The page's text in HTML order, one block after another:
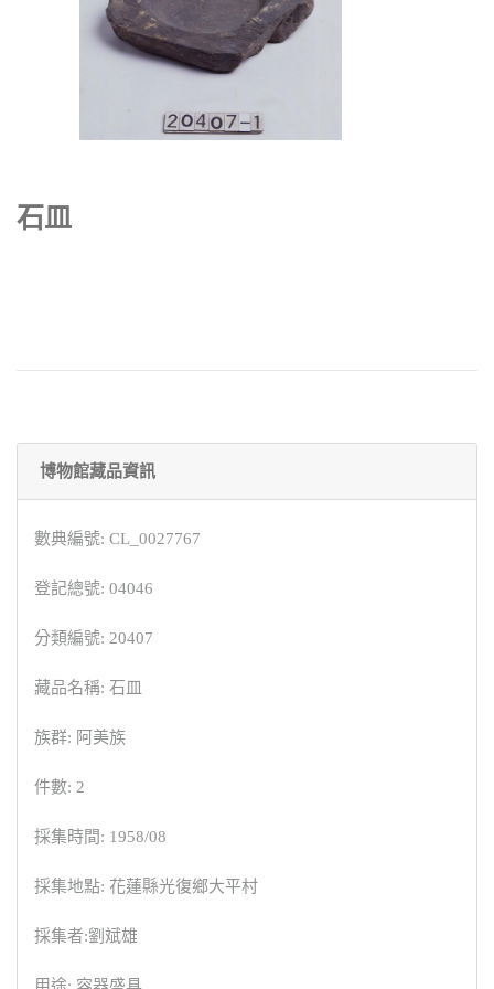
石皿
博物館藏品資訊
數典編號: CL_0027767
登記總號: 04046
分類編號: 20407
藏品名稱: 石皿
族群: 阿美族
件數: 2
採集時間: 1958/08
採集地點: 花蓮縣光復鄉大平村
採集者:劉斌雄